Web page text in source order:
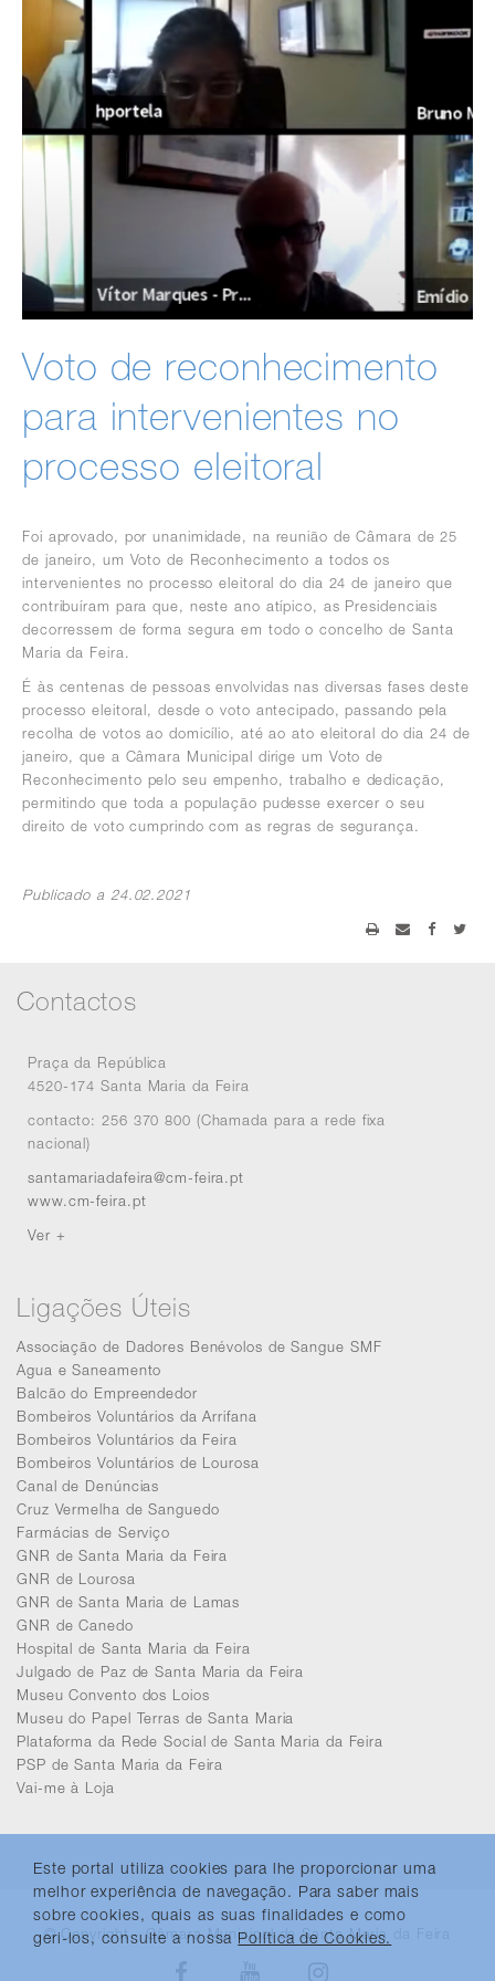
Voto de reconhecimento
para intervenientes no
processo eleitoral
Foi aprovado, por unanimidade, na reunião de Câmara de 25
de janeiro, um Voto de Reconhecimento a todos os
intervenientes no processo eleitoral do dia 24 de janeiro que
contribuíram para que, neste ano atípico, as Presidenciais
decorressem de forma segura em todo o concelho de Santa
Maria da Feira.
É às centenas de pessoas envolvidas nas diversas fases deste
processo eleitoral, desde o voto antecipado, passando pela
recolha de votos ao domicílio, até ao ato eleitoral do dia 24 de
janeiro, que a Câmara Municipal dirige um Voto de
Reconhecimento pelo seu empenho, trabalho e dedicação,
permitindo que toda a população pudesse exercer o seu
direito de voto cumprindo com as regras de segurança.
Publicado a 24.02.2021
Este portal utiliza cookies para lhe proporcionar uma
melhor experiência de navegação. Para saber mais
sobre cookies, quais as suas finalidades e como
geri-los, consulte a nossa Política de Cookies.
Contactos
Praça da República
4520-174 Santa Maria da Feira
contacto: 256 370 800 (Chamada para a rede fixa
nacional)
santamariadafeira@cm-feira.pt
www.cm-feira.pt
Ver +
Ligações Úteis
Associação de Dadores Benévolos de Sangue SMF
Agua e Saneamento
Balcão do Empreendedor
Bombeiros Voluntários da Arrifana
Bombeiros Voluntários da Feira
Bombeiros Voluntários de Lourosa
Canal de Denúncias
Cruz Vermelha de Sanguedo
Farmácias de Serviço
GNR de Santa Maria da Feira
GNR de Lourosa
GNR de Santa Maria de Lamas
GNR de Canedo
Hospital de Santa Maria da Feira
Julgado de Paz de Santa Maria da Feira
Museu Convento dos Loios
Museu do Papel Terras de Santa Maria
Plataforma da Rede Social de Santa Maria da Feira
PSP de Santa Maria da Feira
Vai-me à Loja
© Copyright - Câmara Municipal de Santa Maria da Feira
FacebookYoutube